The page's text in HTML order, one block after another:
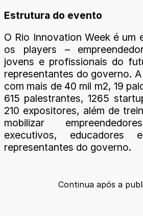
Estrutura do evento
O Rio Innovation Week é um
os players –
jovens e profissionais do
representantes do governo.
com mais de 40 mil m2, 19
615 palestrantes, 1265
210 expositores, além de
mobilizar
executivos, educadores
representantes do governo.
Continua após a